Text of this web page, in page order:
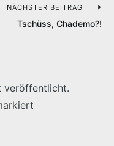
NÄCHSTER BEITRAG
Tschüss, Chademo?!
veröffentlicht.